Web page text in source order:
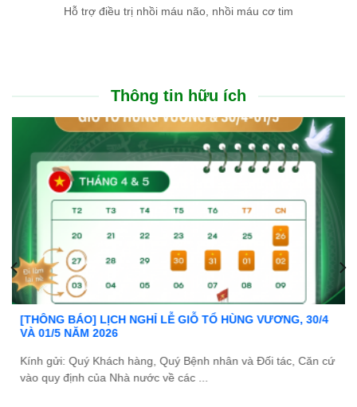
Hỗ trợ điều trị nhồi máu não, nhồi máu cơ tim
Thông tin hữu ích
Ưu đãi đặc biệt: Khám chữa bệnh áp dụng BHYT
do thiên tai lũ lụt, Bệnh viện Bình Dân ...